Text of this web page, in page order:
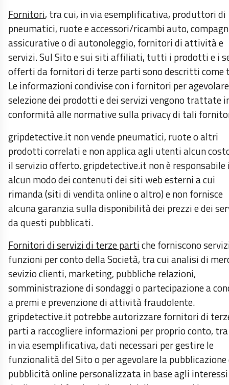
Fornitori, tra cui, in via esemplificativa, produttori di
pneumatici, ruote e accessori/ricambi auto,
assicurative o di autonoleggio, fornitori di attività e
servizi. Sul Sito e sui siti affiliati, tutti i prodotti e i
offerti da fornitori di terze parti sono descritti come
Le informazioni condivise con i fornitori per
selezione dei prodotti e dei servizi vengono trattate
conformità alle normative sulla privacy di tali
gripdetective.it non vende pneumatici, ruote o altri
prodotti correlati e non applica agli utenti alcun
il servizio offerto. gripdetective.it non è responsabile
alcun modo dei contenuti dei siti web esterni a cui
rimanda (siti di vendita online o altro) e non fornisce
alcuna garanzia sulla disponibilità dei prezzi e dei
da questi pubblicati.
Fornitori di servizi di terze partiche forniscono
funzioni per conto della Società, tra cui analisi di
sevizio clienti, marketing, pubbliche relazioni,
somministrazione di sondaggi o partecipazione a
a premi e prevenzione di attività fraudolente.
gripdetective.it potrebbe autorizzare fornitori di
parti a raccogliere informazioni per proprio conto,
in via esemplificativa, dati necessari per gestire le
funzionalità del Sito o per agevolare la
pubblicità online personalizzata in base agli interessi